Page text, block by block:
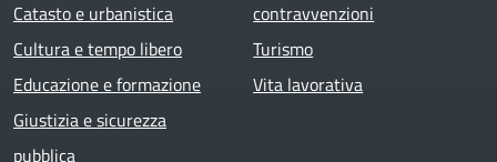
Catasto e urbanistica
Cultura e tempo libero
Educazione e formazione
Giustizia e sicurezza
pubblica
contravvenzioni
Turismo
Vita lavorativa